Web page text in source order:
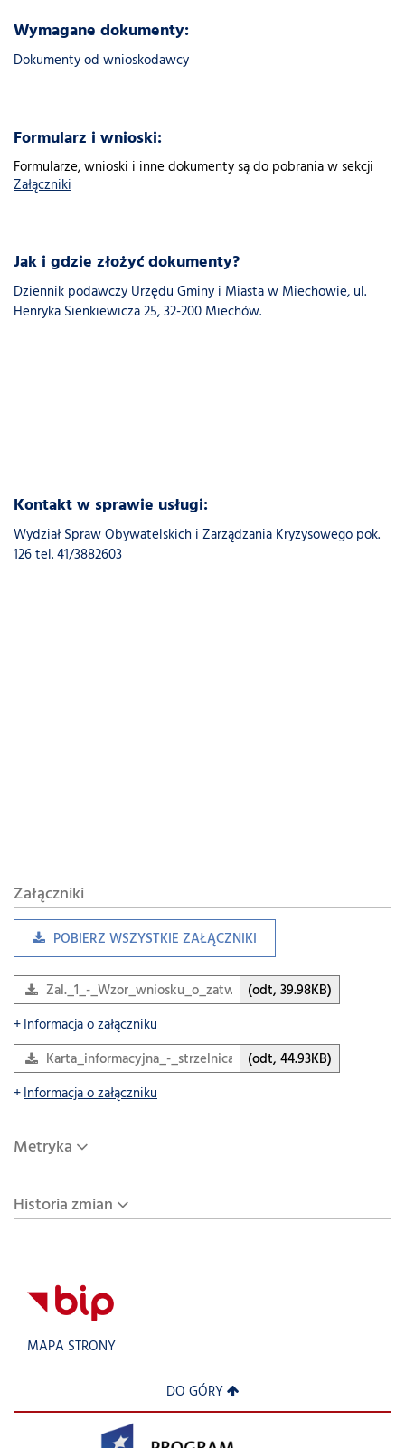
Wymagane dokumenty:
Dokumenty od wnioskodawcy
Formularz i wnioski:
Formularze, wnioski i inne dokumenty są do pobrania w sekcji
Załączniki
Jak i gdzie złożyć dokumenty?
Dziennik podawczy Urzędu Gminy i Miasta w Miechowie, ul.
Henryka Sienkiewicza 25, 32-200 Miechów.
Kontakt w sprawie usługi:
Wydział Spraw Obywatelskich i Zarządzania Kryzysowego pok.
126 tel. 41/3882603
Załączniki
POBIERZ WSZYSTKIE ZAŁĄCZNIKI
Zal._1_-
(odt, 39.98KB)
Informacja o załączniku
Karta_informacyjna_-_strzelnica
(odt, 44.93KB)
Informacja o załączniku
Metryka
Historia zmian
MAPA STRONY
DO GÓRY